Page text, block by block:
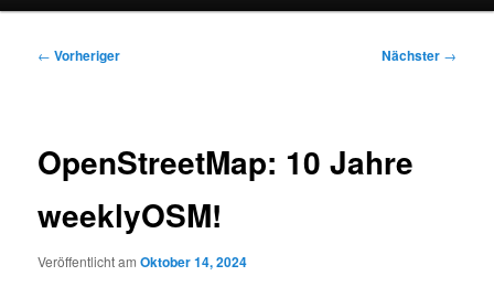
Beitragsnavigation
← Vorheriger Nächster →
OpenStreetMap: 10 Jahre
weeklyOSM!
Veröffentlicht amOktober 14, 2024